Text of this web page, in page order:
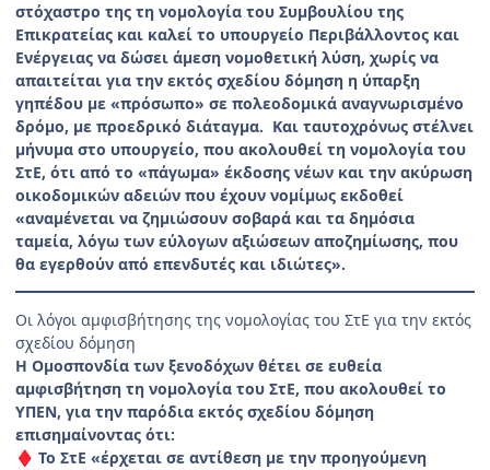
στόχαστρο της τη νομολογία του Συμβουλίου της
Επικρατείας και καλεί το υπουργείο Περιβάλλοντος και
Ενέργειας να δώσει άμεση νομοθετική λύση, χωρίς να
απαιτείται για την εκτός σχεδίου δόμηση η ύπαρξη
γηπέδου με «πρόσωπο» σε πολεοδομικά αναγνωρισμένο
δρόμο, με προεδρικό διάταγμα. Και ταυτοχρόνως στέλνει
μήνυμα στο υπουργείο, που ακολουθεί τη νομολογία του
ΣτΕ, ότι από το «πάγωμα» έκδοσης νέων και την ακύρωση
οικοδομικών αδειών που έχουν νομίμως εκδοθεί
«αναμένεται να ζημιώσουν σοβαρά και τα δημόσια
ταμεία, λόγω των εύλογων αξιώσεων αποζημίωσης, που
θα εγερθούν από επενδυτές και ιδιώτες».
Οι λόγοι αμφισβήτησης της νομολογίας του ΣτΕ για την εκτός
σχεδίου δόμηση
Η Ομοσπονδία των ξενοδόχων θέτει σε ευθεία
αμφισβήτηση τη νομολογία του ΣτΕ, που ακολουθεί το
ΥΠΕΝ, για την παρόδια εκτός σχεδίου δόμηση
επισημαίνοντας ότι:
♦ Το ΣτΕ «έρχεται σε αντίθεση με την προηγούμενη